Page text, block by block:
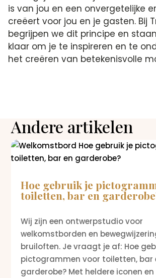
is van jou en een onvergetelijke
creëert voor jou en je gasten. Bij
begrijpen we dit principe en
klaar om je te inspireren en te
het creëren van betekenisvolle
Andere artikelen
Hoe gebruik je
toiletten, bar en
Wij zijn een ontwerpstudio voor
welkomstborden en
bruiloften. Je vraagt je af: Hoe
pictogrammen voor toiletten, bar
garderobe? Met heldere iconen